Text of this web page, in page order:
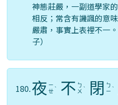
神態莊嚴，一副道學家
相反；常含有譏諷的意
嚴肅，事實上表裡不一
子）
180.夜 ㄧ
ㄝˋ 不 ㄅ
ㄨ ˋ 閉
ㄅ
ㄧ ˋ